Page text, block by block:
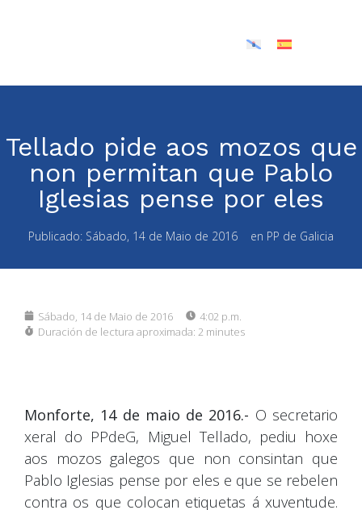
Tellado pide aos mozos que
non permitan que Pablo
Iglesias pense por eles
Publicado: Sábado, 14 de Maio de 2016 en PP de Galicia
Sábado, 14 de Maio de 2016
4:02 p.m.
Duración de lectura aproximada: 2 minutes
Monforte, 14 de maio de 2016.- O secretario
xeral do PPdeG, Miguel Tellado, pediu hoxe
aos mozos galegos que non consintan que
Pablo Iglesias pense por eles e que se rebelen
contra os que colocan etiquetas á xuventude.